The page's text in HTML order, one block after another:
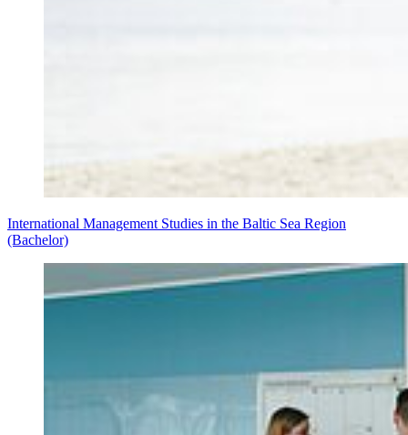
International Management Studies in the Baltic Sea Region
(Bachelor)